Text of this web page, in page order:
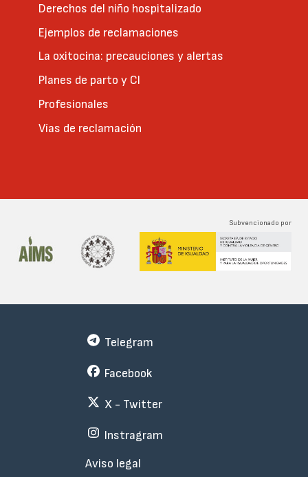
Derechos del niño hospitalizado
Ejemplos de reclamaciones
La oxitocina: precauciones y alertas
Planes de parto y CI
Profesionales
Vías de reclamación
Subvencionado por
Subfooter
Telegram
Facebook
X - Twitter
Instragram
Aviso legal